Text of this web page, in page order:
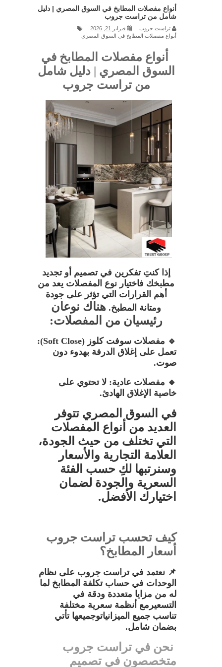
شركة تراست جروب للمطابخ والدريسنج
روم
مطبخ مودرن مفتوح / لمسة عصرية لمنزل
مطابخ صغيرة / استغل كل مساحة بأفضل
مطبخ خشب / تصميمات فاخرة مع شركة
تراست جروب للمطابخ والدريسنج روم
مطبخ مودرن / شركة تراست جروب
للمطابخ والدريسنج روم تقدم أحدث
التصميمات
ألوان مطابخ يوفي لاك / اختيارات عصرية
من شركة تراست جروب للمطابخ
والدريسنج روم
أسعار مطابخ يوفي لاك / أفضل قيمة مع
روم
كل منزل
مطابخ خشب PVC / تصميمات عملية تدوم
مع شركة تراست جروب للمطابخ
والدريسنج روم
مطابخ HPL لامع / شركة تراست جروب
للمطابخ والدريسنج روم تقدم أفضل
مطبخ خشب اكريليك / تصميم فاخر يجمع
بين الجمال والمتانة
سعر مطبخ اكريليك / أفضل قيمة مع شركة
تراست جروب للمطابخ والدريسنج روم
مطبخ اكريليك بيج / أناقة هادئة تناسب كل
منزل من شركة تراست جروب للمطابخ
والدريسنج روم
دليل شامل من تراست جروب
أنواع مفصلات المطابخ في السوق المصري | دليل
شامل من تراست جروب
تراست جروب
فبراير 21, 2026
أنواع مفصلات المطابخ في السوق المصري
أنواع مفصلات المطابخ في
السوق المصري | دليل شامل
من تراست جروب
إذا كنتِ تفكرين في تصميم أو تجديد
مطبخك فاختيار نوع المفصلات يعد من
أهم القرارات التي تؤثر على جودة
ومتانة المطبخ. هناك نوعان
رئيسيان من المفصلات:
🔹 مفصلات سوفت كلوز (Soft Close):
تعمل على إغلاق الدرفة بهدوء دون
صوت.
🔹 مفصلات عادية: لا تحتوي على
خاصية الإغلاق الهادئ.
في السوق المصري تتوفر
العديد من أنواع المفصلات
التي تختلف من حيث الجودة،
العلامة التجارية والأسعار
وسنرتبها لكِ حسب الفئة
السعرية والجودة لضمان
اختيارك الأفضل.
كيف تحسب تراست جروب
أسعار المطابخ؟
📌 نعتمد في تراست جروب على نظام
الوحدات في حساب تكلفة المطابخ لما
له من مزايا متعددة ودقة في
التسعيرمع أنظمة سعرية مختلفة
تناسب جميع الميزانياتوجميعها تأتي
بضمان شامل.
نحن في تراست جروب
متخصصون في تصميم